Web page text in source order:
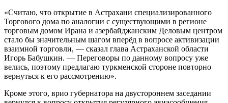
«Считаю, что открытие в Астрахани специализированного
Торгового дома по аналогии с существующими в регионе
торговым домом Ирана и азербайджанским Деловым центром
стало бы значительным шагом вперёд в вопросе активизации
взаимной торговли, — сказал глава Астраханской области
Игорь Бабушкин. — Переговоры по данному вопросу уже
велись, поэтому предлагаю туркменской стороне повторно
вернуться к его рассмотрению».
Кроме этого, врио губернатора на двустороннем заседании